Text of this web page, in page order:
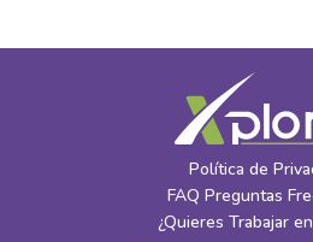
Política de
FAQ Preguntas
¿Quieres Trabajar